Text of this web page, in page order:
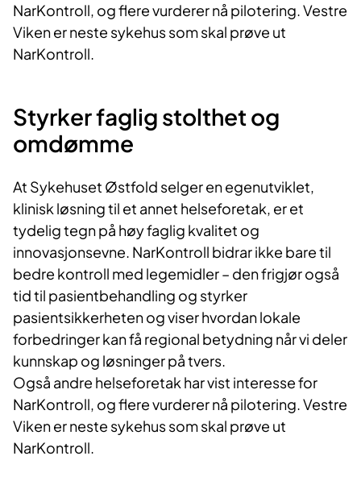
NarKontroll, og flere vurderer nå pilotering. Vestre
Viken er neste sykehus som skal prøve ut
NarKontroll.
Styrker faglig stolthet og
omdømme
At Sykehuset Østfold selger en egenutviklet,
klinisk løsning til et annet helseforetak, er et
tydelig tegn på høy faglig kvalitet og
innovasjonsevne. NarKontroll bidrar ikke bare til
bedre kontroll med legemidler – den frigjør også
tid til pasientbehandling og styrker
pasientsikkerheten og viser hvordan lokale
forbedringer kan få regional betydning når vi deler
kunnskap og løsninger på tvers.
Også andre helseforetak har vist interesse for
NarKontroll, og flere vurderer nå pilotering. Vestre
Viken er neste sykehus som skal prøve ut
NarKontroll.